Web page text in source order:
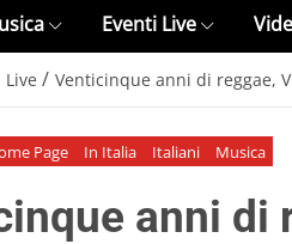
Eventi Live
Live / Venticinque anni di reggae,
Page In Italia Italiani Musica
anni di